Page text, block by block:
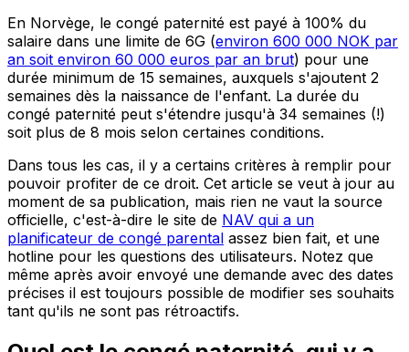
En Norvège, le congé paternité est payé à 100% du
salaire dans une limite de 6G (environ 600 000 NOK par
an soit environ 60 000 euros par an brut) pour une
durée minimum de 15 semaines, auxquels s'ajoutent 2
semaines dès la naissance de l'enfant. La durée du
congé paternité peut s'étendre jusqu'à 34 semaines (!)
soit plus de 8 mois selon certaines conditions.
Dans tous les cas, il y a certains critères à remplir pour
pouvoir profiter de ce droit. Cet article se veut à jour au
moment de sa publication, mais rien ne vaut la source
officielle, c'est-à-dire le site de NAV qui a un
planificateur de congé parental assez bien fait, et une
hotline pour les questions des utilisateurs. Notez que
même après avoir envoyé une demande avec des dates
précises il est toujours possible de modifier ses souhaits
tant qu'ils ne sont pas rétroactifs.